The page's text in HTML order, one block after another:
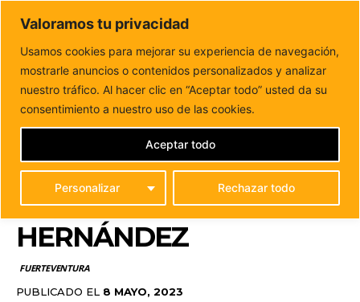
Valoramos tu privacidad
Usamos cookies para mejorar su experiencia de navegación,
mostrarle anuncios o contenidos personalizados y analizar
nuestro tráfico. Al hacer clic en “Aceptar todo” usted da su
consentimiento a nuestro uso de las cookies.
Personalizar Rechazar todo
Aceptar todo
DUNAS FM
Tu informacion de forma cercana
Inicio FUERTEVENTURA
Premio Insular de Artesanía 2023
Intervención de María Hernández Hernández
PREMIO INSULAR DE
ARTESANÍA 2023
INTERVENCIÓN DE
MARÍA HERNÁNDEZ
HERNÁNDEZ
FUERTEVENTURA
PUBLICADO EL 8 MAYO, 2023